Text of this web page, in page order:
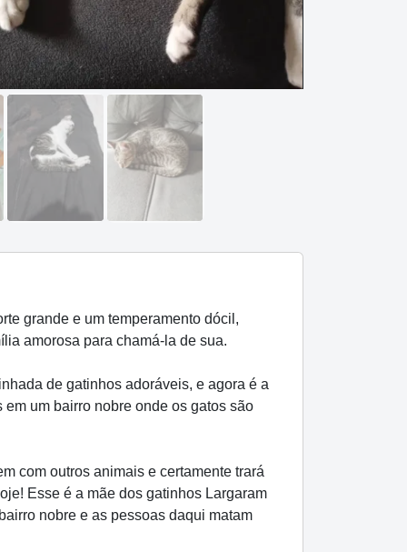
grande e um temperamento dócil,
amorosa para chamá-la de sua.
de gatinhos adoráveis, e agora é a
um bairro nobre onde os gatos são
com outros animais e certamente trará
Esse é a mãe dos gatinhos Largaram
nobre e as pessoas daqui matam